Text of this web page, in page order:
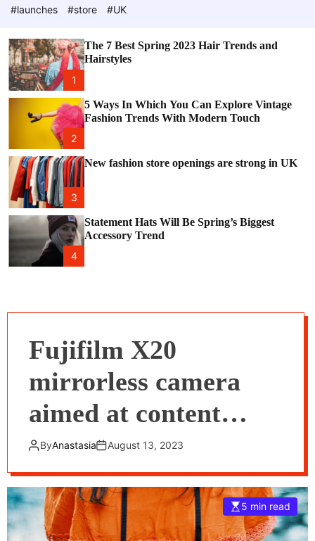
o
e
#launches
#store #UK
1
The 7 Best Spring 2023 Hair Trends and
Hairstyles
2
5 Ways In Which You Can Explore Vintage
Fashion Trends With Modern Touch
3
New fashion store openings are strong in UK
4
Statement Hats Will Be Spring’s Biggest
Accessory Trend
Fujifilm X20
mirrorless camera
aimed at content
creators launched in
India
ByAnastasia August 13, 2023
5 min read